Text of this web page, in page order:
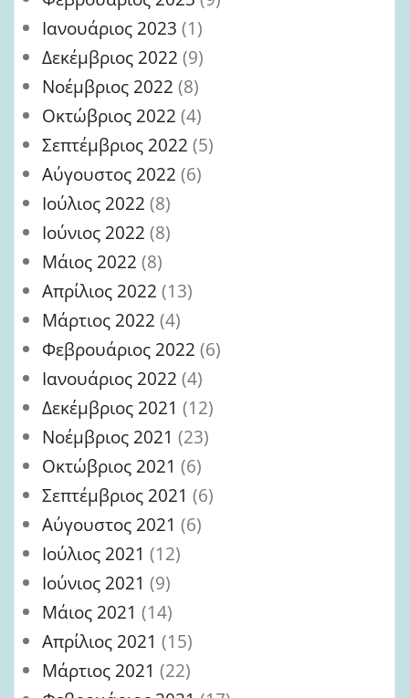
Ιανουάριος 2023 (1)
Δεκέμβριος 2022 (9)
Νοέμβριος 2022 (8)
Οκτώβριος 2022 (4)
Σεπτέμβριος 2022 (5)
Αύγουστος 2022 (6)
Ιούλιος 2022 (8)
Ιούνιος 2022 (8)
Μάιος 2022 (8)
Απρίλιος 2022 (13)
Μάρτιος 2022 (4)
Φεβρουάριος 2022 (6)
Ιανουάριος 2022 (4)
Δεκέμβριος 2021 (12)
Νοέμβριος 2021 (23)
Οκτώβριος 2021 (6)
Σεπτέμβριος 2021 (6)
Αύγουστος 2021 (6)
Ιούλιος 2021 (12)
Ιούνιος 2021 (9)
Μάιος 2021 (14)
Απρίλιος 2021 (15)
Μάρτιος 2021 (22)